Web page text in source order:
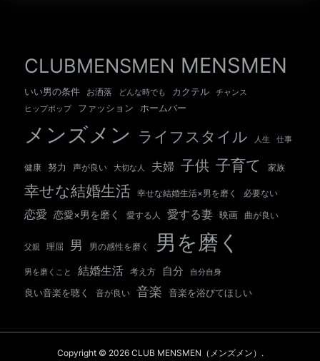
CLUBMENSMEN MENSMEN
いい男の条件 お洒落 どんな時でも カクテル チャンス
ヒップポップ ファッション ホームバー
メンズメン ライフスタイル 人生 仕事
健康 努力 声が良い 大切な人 夫婦 子供 子育て 家族
幸せな結婚生活 幸せな結婚生活×男を磨く 必要ない
恋愛 恋愛×男を磨く 愛する人 愛する妻 映画 曲が良い
父親 理屈 男 男の感性を磨く 男を磨く
男を磨くこと 結婚生活 考え方 自分 自分自身
良い音楽を聴く 音が良い 音楽 音楽を浴びてほしい
Copyright © 2026 CLUB MENSMEN（メンズメン）.